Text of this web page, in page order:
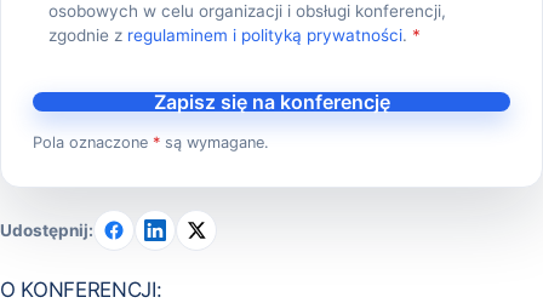
Udostępnij:
O KONFERENCJI:
osobowych w celu organizacji i obsługi konferencji,
zgodnie z regulaminem i polityką prywatności. *
Zapisz się na konferencję
Pola oznaczone * są wymagane.